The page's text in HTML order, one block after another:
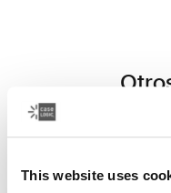
This website uses